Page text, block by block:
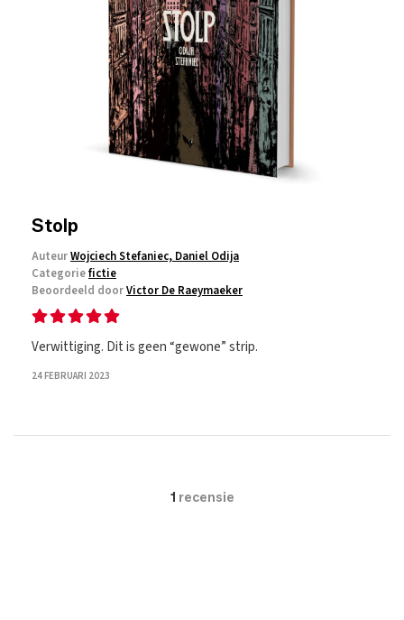
Stolp
AuteurWojciech Stefaniec, Daniel Odija
Categoriefictie
Beoordeeld doorVictor De Raeymaeker
Verwittiging. Dit is geen “gewone” strip.
24 FEBRUARI 2023
1 recensie